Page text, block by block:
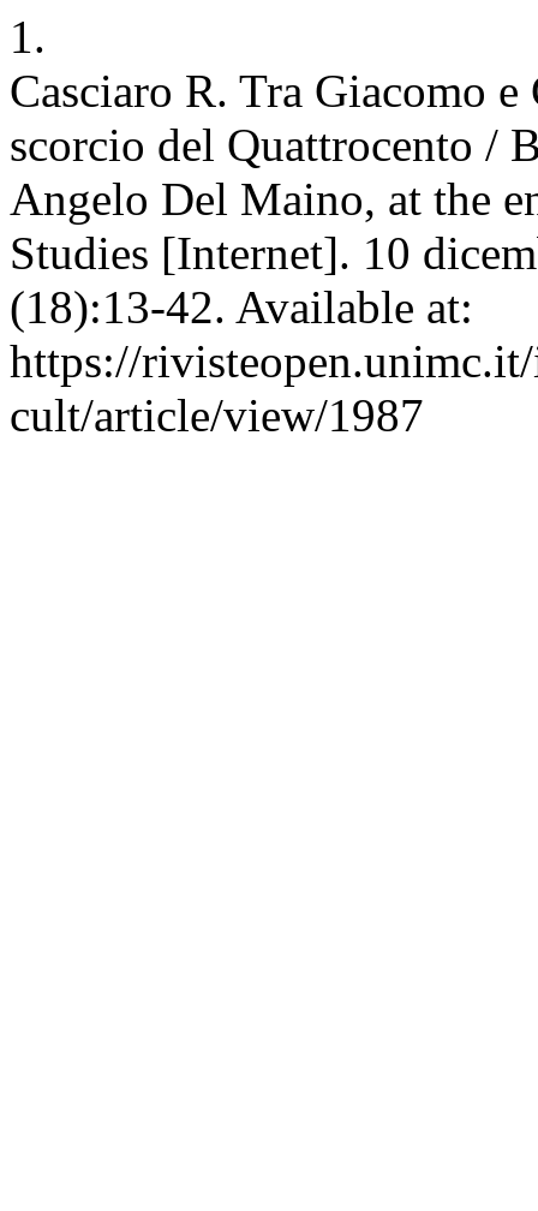
1.
Casciaro R. Tra Giacomo
scorcio del Quattrocento /
Angelo Del Maino, at the
Studies [Internet]. 10
(18):13-42. Available at:
https://
cult/article/view/1987